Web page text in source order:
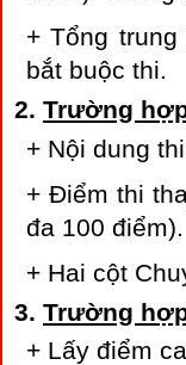
+ Tổng
bắt buộc thi.
Trường
+ Nội dung
+ Điểm thi
đa 100 điểm).
+ Hai cột
Trường
+ Lấy điểm